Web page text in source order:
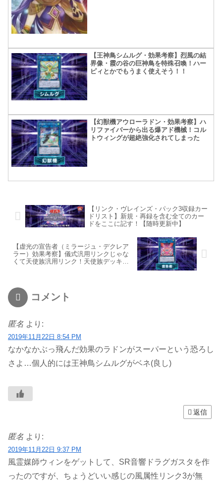
【王神鳥シムルグ・効果考察】烈風の結
界像・霞の谷の巨神鳥を特殊召喚！ハー
ピィとかでもうまく使えそう！！
【幻獣機アウローラドン・効果考察】ハ
リファイバーから出る爆アド機械！コル
トウィングが超絶強化されてしまった
【リンク・ヴレインズ・パック3収録カー
ドリスト】新規・再録を含む全てのカー
ドをここに記す！【随時更新中】
【虚光の宣告者（ミラージュ・デクレア
ラー）効果考察】儀式汎用リンクじゃな
くて天使族汎用リンク！天使族デッキに
コメント
匿名 より:
2019年11月22日 8:54 PM
なかなかぶっ飛んだ効果のラドンがスーパーという恐ろし
さよ…個人的には王神鳥シムルグがベネ(良し)
返信
匿名 より:
2019年11月22日 9:37 PM
風霊媒師ウィンをゲットして、SR音響ドラグガスタを作
ったのですが、ちょうどいい感じの風属性リンク3が無